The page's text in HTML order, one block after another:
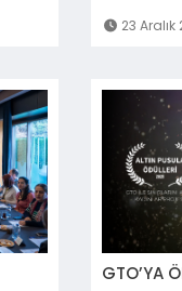
23 Aralık
GTO’YA